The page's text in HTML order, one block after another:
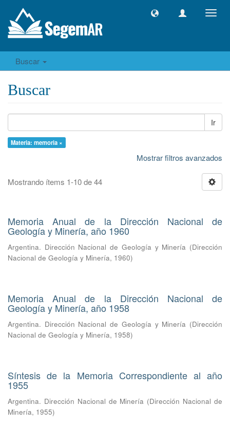
Buscar
Buscar
Ir
Materia: memoria ×
Mostrar filtros avanzados
Mostrando ítems 1-10 de 44
Memoria Anual de la Dirección Nacional de
Geología y Minería, año 1960
Argentina. Dirección Nacional de Geología y Minería (Dirección
Nacional de Geología y Minería, 1960)
Memoria Anual de la Dirección Nacional de
Geología y Minería, año 1958
Argentina. Dirección Nacional de Geología y Minería (Dirección
Nacional de Geología y Minería, 1958)
Síntesis de la Memoria Correspondiente al año
1955
Argentina. Dirección Nacional de Minería (Dirección Nacional de
Minería, 1955)